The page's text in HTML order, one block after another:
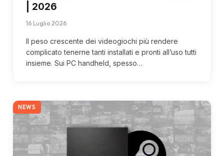
| 2026
16 Luglio 2026
Il peso crescente dei videogiochi più rendere
complicato tenerne tanti installati e pronti all’uso tutti
insieme. Sui PC handheld, spesso…
NEWS